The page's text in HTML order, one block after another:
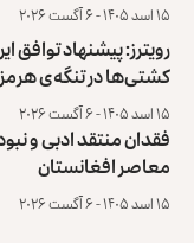
۱۵ اسد ۱۴۰۵ - ۶ آگست ۲۰۲۶
رویترز: پیشنهاد توافق
کشتی‌ها ‏در تنگه‌ی هرمز
۱۵ اسد ۱۴۰۵ - ۶ آگست ۲۰۲۶
فقدان منتقد ادبی و
معاصر افغانستان
۱۵ اسد ۱۴۰۵ - ۶ آگست ۲۰۲۶